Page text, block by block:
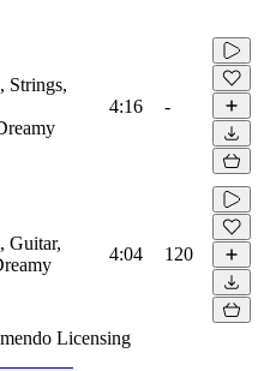
Strings,
4:16 -
Guitar,
4:04 120
Licensing